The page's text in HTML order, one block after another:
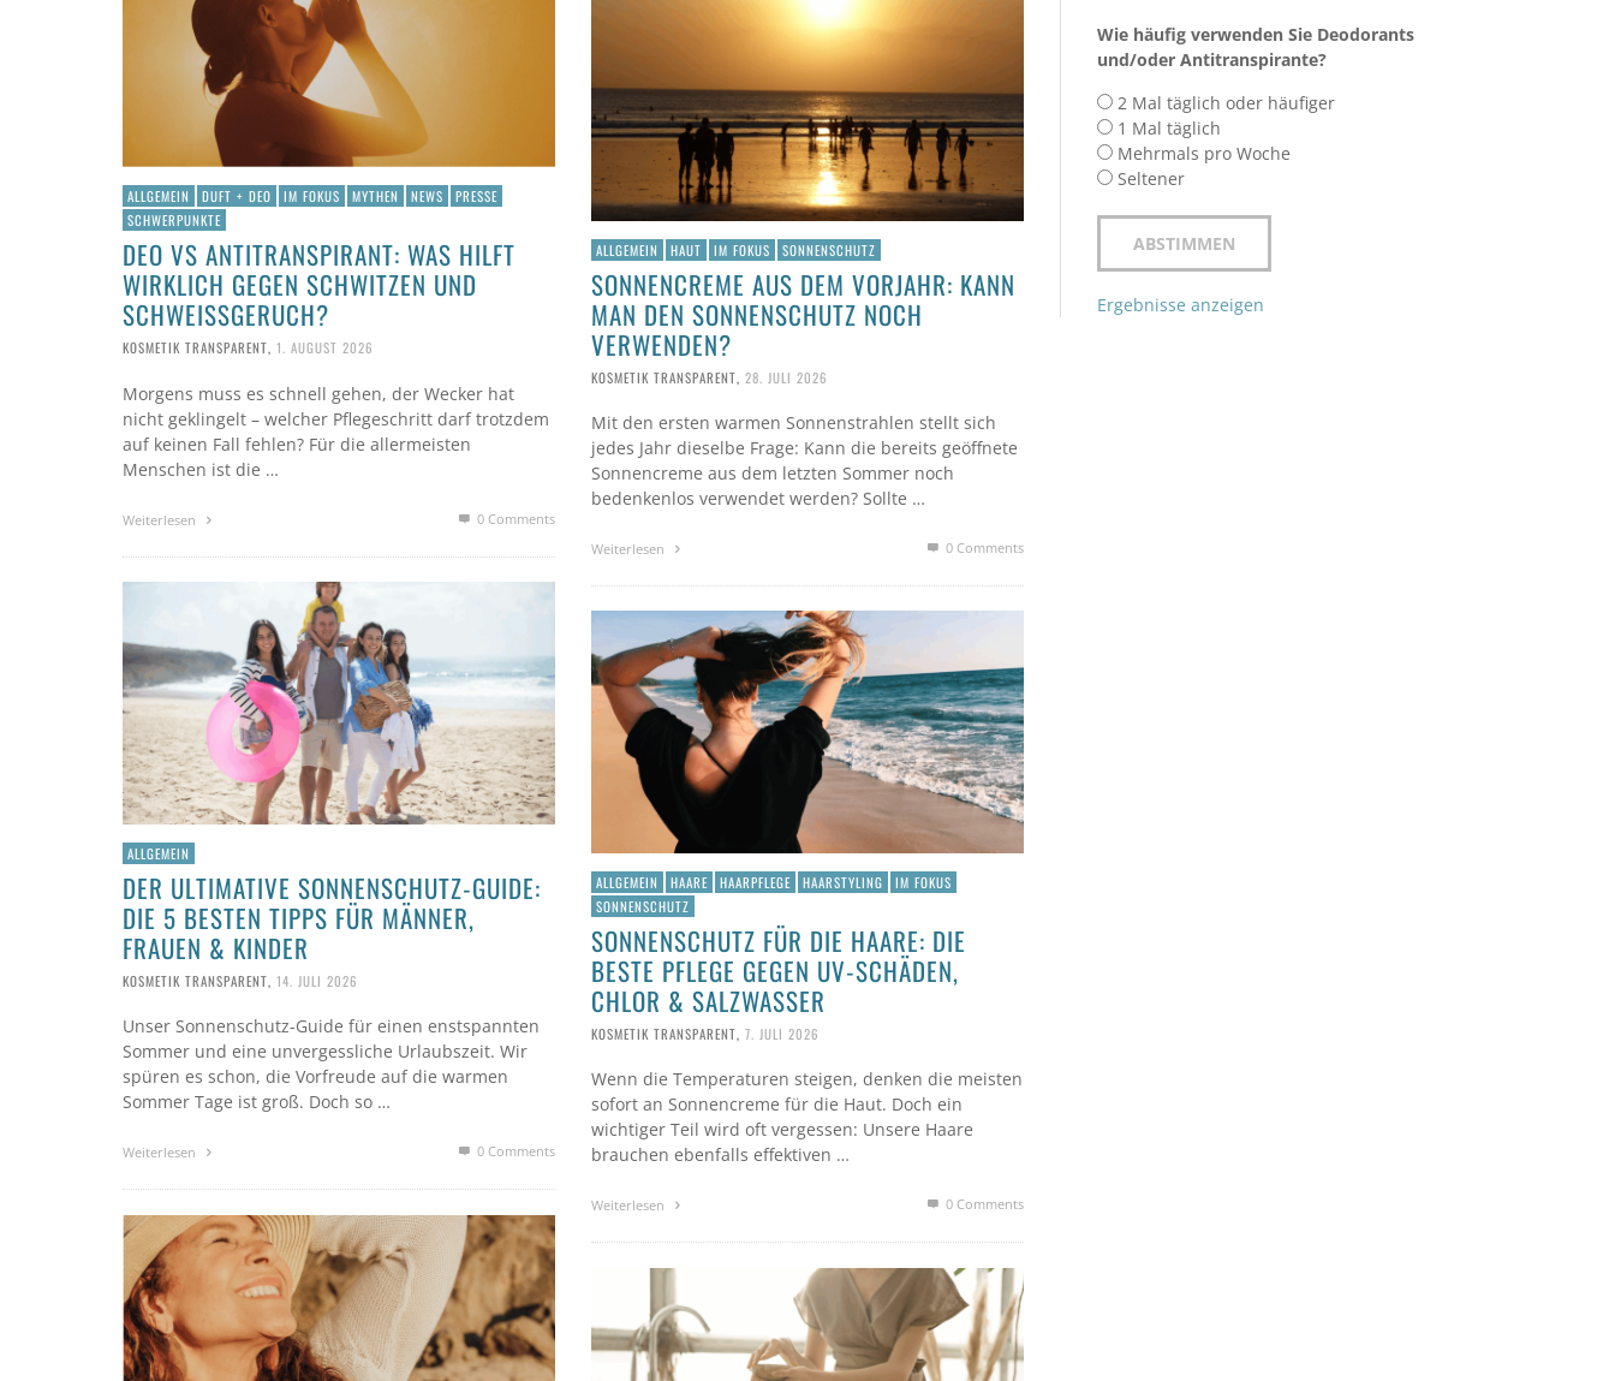
ALLGEMEIN DUFT + DEO IM FOKUS MYTHEN NEWS
PRESSE
SCHWERPUNKTE
DEO VS ANTITRANSPIRANT: WAS HILFT
WIRKLICH GEGEN SCHWITZEN UND
SCHWEISSGERUCH?
KOSMETIK TRANSPARENT, 1. AUGUST 2026
Morgens muss es schnell gehen, der Wecker hat
nicht geklingelt – welcher Pflegeschritt darf trotzdem
auf keinen Fall fehlen? Für die allermeisten
Menschen ist die …
Weiterlesen 0 Comments
ALLGEMEIN HAUT IM FOKUS SONNENSCHUTZ
SONNENCREME AUS DEM VORJAHR: KANN
MAN DEN SONNENSCHUTZ NOCH
VERWENDEN?
KOSMETIK TRANSPARENT, 28. JULI 2026
Mit den ersten warmen Sonnenstrahlen stellt sich
jedes Jahr dieselbe Frage: Kann die bereits geöffnete
Sonnencreme aus dem letzten Sommer noch
bedenkenlos verwendet werden? Sollte …
Weiterlesen 0 Comments
ALLGEMEIN
DER ULTIMATIVE SONNENSCHUTZ-GUIDE:
DIE 5 BESTEN TIPPS FÜR MÄNNER,
FRAUEN & KINDER
KOSMETIK TRANSPARENT, 14. JULI 2026
Unser Sonnenschutz-Guide für einen enstspannten
Sommer und eine unvergessliche Urlaubszeit. Wir
spüren es schon, die Vorfreude auf die warmen
Sommer Tage ist groß. Doch so …
Weiterlesen 0 Comments
ALLGEMEIN HAARE HAARPFLEGE HAARSTYLING
IM FOKUS
SONNENSCHUTZ
SONNENSCHUTZ FÜR DIE HAARE: DIE
BESTE PFLEGE GEGEN UV-SCHÄDEN,
CHLOR & SALZWASSER
KOSMETIK TRANSPARENT, 7. JULI 2026
Wenn die Temperaturen steigen, denken die meisten
sofort an Sonnencreme für die Haut. Doch ein
wichtiger Teil wird oft vergessen: Unsere Haare
brauchen ebenfalls effektiven …
Weiterlesen 0 Comments
Wie häufig verwenden Sie Deodorants
und/oder Antitranspirante?
2 Mal täglich oder häufiger
1 Mal täglich
Mehrmals pro Woche
Seltener
Ergebnisse anzeigen